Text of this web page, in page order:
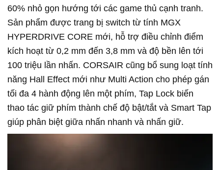
60% nhỏ gọn hướng tới các game thủ cạnh tranh.
Sản phẩm được trang bị switch từ tính MGX
HYPERDRIVE CORE mới, hỗ trợ điều chỉnh điểm
kích hoạt từ 0,2 mm đến 3,8 mm và độ bền lên tới
100 triệu lần nhấn. CORSAIR cũng bổ sung loạt tính
năng Hall Effect mới như Multi Action cho phép gán
tối đa 4 hành động lên một phím, Tap Lock biến
thao tác giữ phím thành chế độ bật/tắt và Smart Tap
giúp phân biệt giữa nhấn nhanh và nhấn giữ.